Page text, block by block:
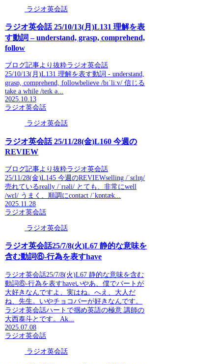
ラジオ英会話
ラジオ英会話 25/10/13(月)L131 理解を表
す動詞 – understand, grasp, comprehend,
follow
ブログ記事より抜粋ラジオ英会話
25/10/13(月)L131 理解を表す動詞 - understand,
grasp, comprehend, followbelieve /bɪˈliːv/ 信じる
take a while /teɪk ə...
2025.10.13
ラジオ英会話
ラジオ英会話
ラジオ英会話 25/11/28(金)L160 今週の
REVIEW
ブログ記事より抜粋ラジオ英会話
25/11/28(金)L145 今週のREVIEWselling /ˈsɛlɪŋ/
売れているreally /ˈrɪəli/ とても、非常にwell
/wɛl/ うまく、順調にcontact /ˈkɒntæk...
2025.11.28
ラジオ英会話
ラジオ英会話
ラジオ英会話25/7/8(火)L67 静的な意味を
含む動詞⑥-行為を表すhave
ラジオ英会話25/7/8(火)L67 静的な意味を含む
動詞⑥-行為を表すhaveいやあ、僕でバートが
大好きなんですよ、実はね。へえ、大人だ
ね、先生。いやチョコバーが好きなんです。
ラジオ英会話ハートで掴め英語の極意 講師の
大西泰斗とです。Ak...
2025.07.08
ラジオ英会話
ラジオ英会話